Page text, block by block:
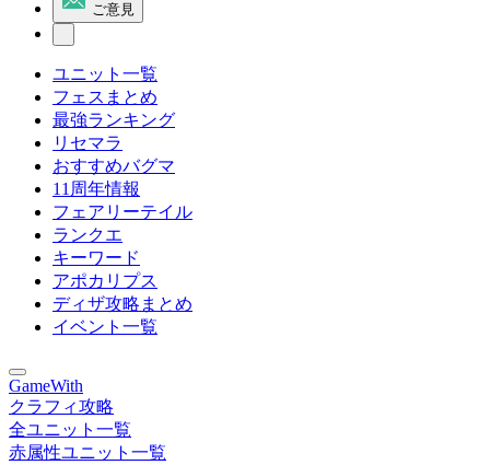
ご意見
ユニット一覧
フェスまとめ
最強ランキング
リセマラ
おすすめバグマ
11周年情報
フェアリーテイル
ランクエ
キーワード
アポカリプス
ディザ攻略まとめ
イベント一覧
GameWith
クラフィ攻略
全ユニット一覧
赤属性ユニット一覧